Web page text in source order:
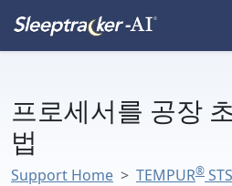
프로세서를 공장
법
Support Home TEMPUR®